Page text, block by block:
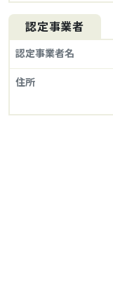
認定事業者
認定事業者名
住所